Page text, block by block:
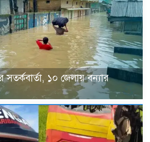
সতর্কবার্তা, ১০ জেলায় বন্যার